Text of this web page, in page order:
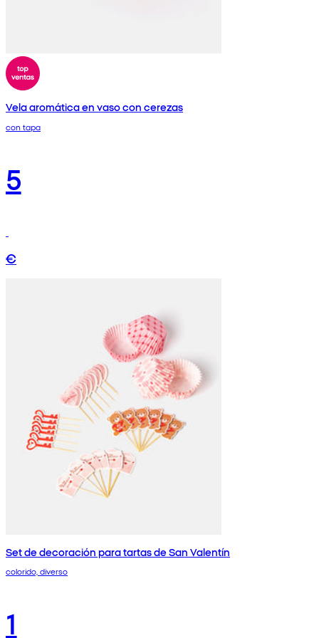
Vela aromática en vaso con cerezas
con tapa
5
€
Set de decoración para tartas de San Valentín
colorido, diverso
1